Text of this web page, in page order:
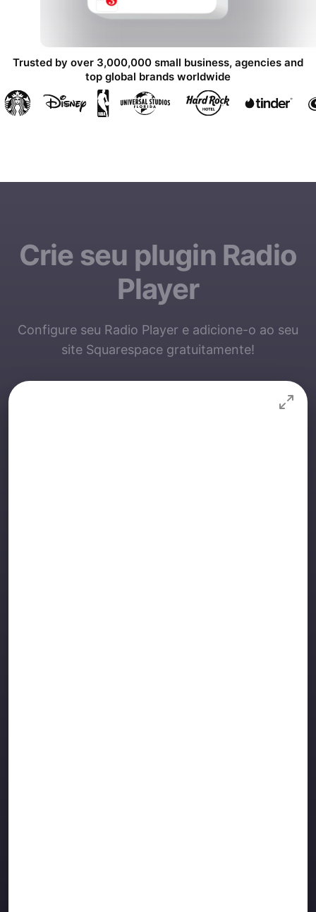
Trusted by over 3,000,000 small business, agencies and
top global brands worldwide
Crie seu plugin Radio
Player
Configure seu Radio Player e adicione-o ao seu
site Squarespace gratuitamente!